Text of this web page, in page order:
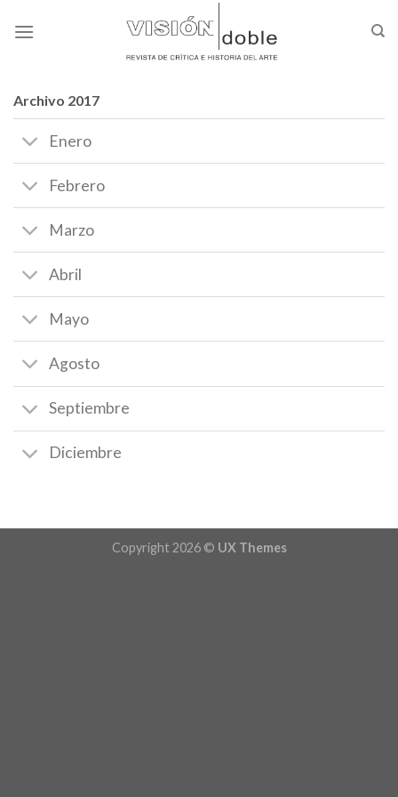
Archivo 2017
Enero
Febrero
Marzo
Abril
Mayo
Agosto
Septiembre
Diciembre
Copyright 2026 © UX Themes